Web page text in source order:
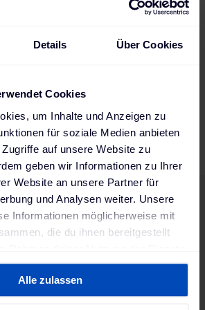
Details Über Cookies
Cookies
um Inhalte und Anzeigen zu
für soziale Medien anbieten
auf unsere Website zu
geben wir Informationen zu Ihrer
Website an unsere Partner für
und Analysen weiter. Unsere
Informationen möglicherweise mit
die du ihnen bereitgestellt
Informationen findest du in
und unserem
Alle zulassen
eigenständige Arbeitsweise
und Freude am Lösen
Geschlecht, Alter, sexueller
oder einer möglichen Behinderung –
Wir freuen uns auf deine